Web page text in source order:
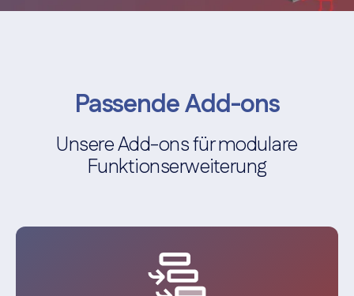
Passende Add-ons
Unsere Add-ons für modulare
Funktionserweiterung